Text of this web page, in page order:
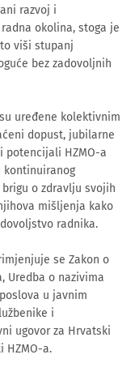
razvoj i
okolina, stoga je
viši stupanj
bez zadovoljnih
uređene kolektivnim
dopust, jubilarne
potencijali HZMO-a
kontinuiranog
o zdravlju svojih
mišljenja kako
radnika.
se Zakon o
Uredba o nazivima
u javnim
i
ugovor za Hrvatski
HZMO-a.